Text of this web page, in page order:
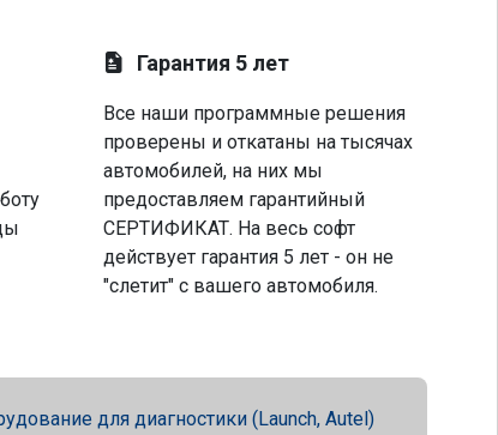
Гарантия 5 лет
Все наши программные решения
проверены и откатаны на тысячах
автомобилей, на них мы
предоставляем гарантийный
СЕРТИФИКАТ. На весь софт
действует гарантия 5 лет - он не
"слетит" с вашего автомобиля.
для диагностики (Launch, Autel)